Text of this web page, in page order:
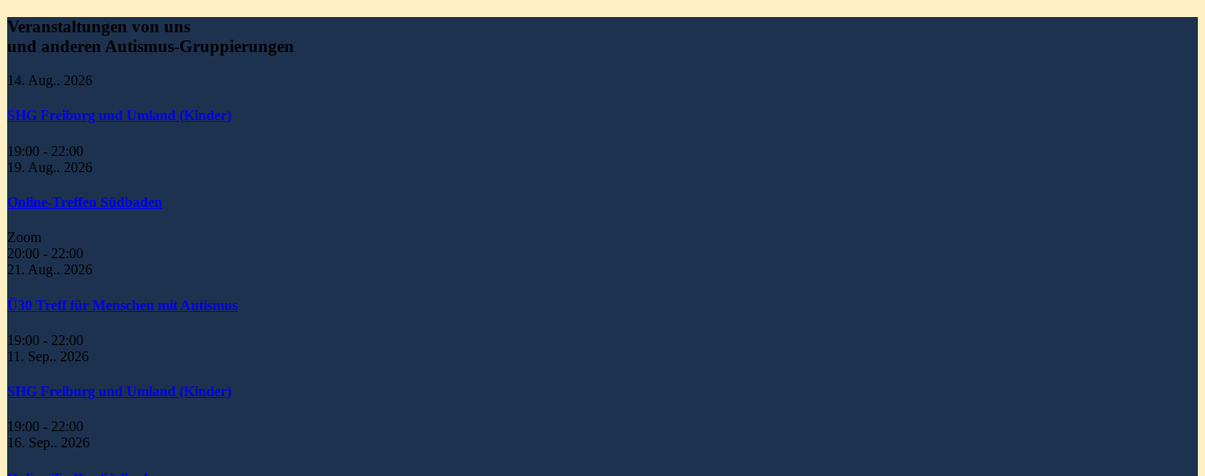
Veranstaltungen von uns
und anderen Autismus-Gruppierungen
14. Aug.. 2026
SHG Freiburg und Umland (Kinder)
19:00 - 22:00
19. Aug.. 2026
Online-Treffen Südbaden
Zoom
20:00 - 22:00
21. Aug.. 2026
Ü30 Treff für Menschen mit Autismus
19:00 - 22:00
11. Sep.. 2026
SHG Freiburg und Umland (Kinder)
19:00 - 22:00
16. Sep.. 2026